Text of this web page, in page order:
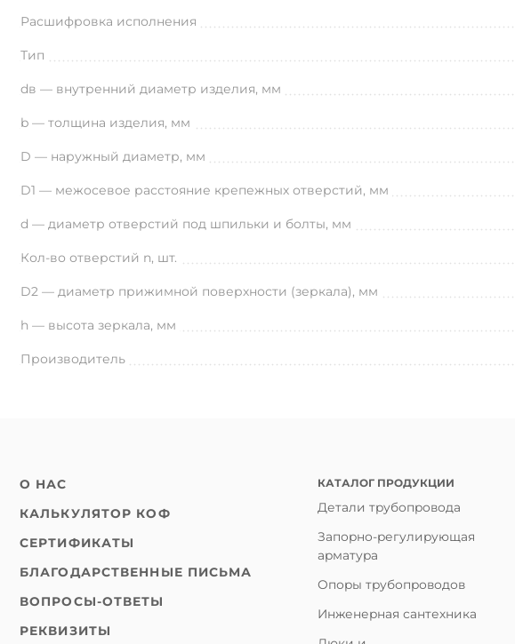
Расшифровка исполнения
Тип
dв — внутренний диаметр изделия, мм
b — толщина изделия, мм
D — наружный диаметр, мм
D1 — межосевое расстояние крепежных отверстий, мм
d — диаметр отверстий под шпильки и болты, мм
Кол-во отверстий n, шт.
D2 — диаметр прижимной поверхности (зеркала), мм
h — высота зеркала, мм
Производитель
О НАС
КАЛЬКУЛЯТОР КОФ
СЕРТИФИКАТЫ
БЛАГОДАРСТВЕННЫЕ ПИСЬМА
ВОПРОСЫ-ОТВЕТЫ
РЕКВИЗИТЫ
КАТАЛОГ ПРОДУКЦИИ
Детали трубопровода
Запорно-регулирующая
арматура
Опоры трубопроводов
Инженерная сантехника